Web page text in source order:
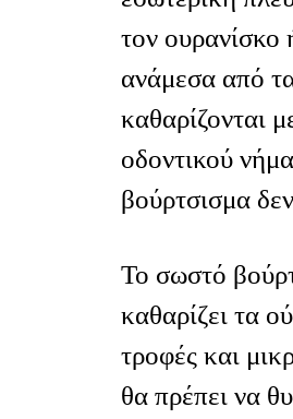
τον
ανάμεσα από
καθαρίζονται
οδοντικού
βούρτσισμα
Το σωστό
καθαρίζει τα
τροφές και
θα πρέπει να